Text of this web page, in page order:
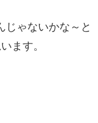
じゃないかな～と
ます。